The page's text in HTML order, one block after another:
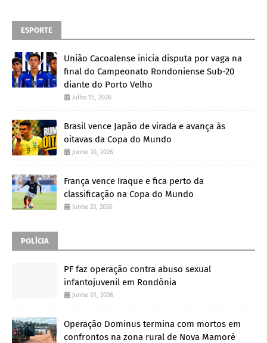
ESPORTE
União Cacoalense inicia disputa por vaga na
final do Campeonato Rondoniense Sub-20
diante do Porto Velho
Julho 15, 2026
Brasil vence Japão de virada e avança às
oitavas da Copa do Mundo
Junho 30, 2026
França vence Iraque e fica perto da
classificação na Copa do Mundo
Junho 23, 2026
POLÍCIA
PF faz operação contra abuso sexual
infantojuvenil em Rondônia
Junho 01, 2026
Operação Dominus termina com mortos em
confrontos na zona rural de Nova Mamoré